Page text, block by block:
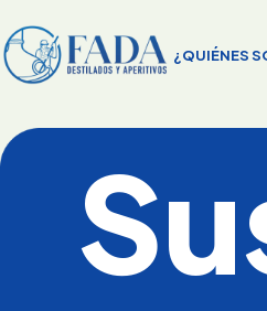
¿QUIÉNES